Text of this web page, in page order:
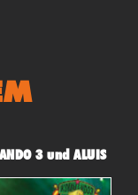
3 und ALUIS